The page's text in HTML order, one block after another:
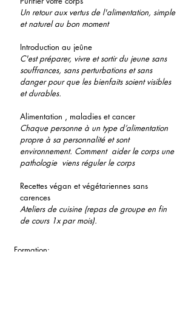
Un retour aux vertus de l'alimentation, simple
et naturel au bon moment
Introduction au jeûne
C'est préparer, vivre et sortir du jeune sans
souffrances, sans perturbations et sans
danger pour que les bienfaits soient visibles
et durables.
Alimentation , maladies et cancer
Chaque personne à un type d’alimentation
propre à sa personnalité et sont
environnement. Comment aider le corps une
pathologie viens réguler le corps
Recettes végan et végétariennes sans
carences
Ateliers de cuisine (repas de groupe en fin
de cours 1x par mois).
Formation: